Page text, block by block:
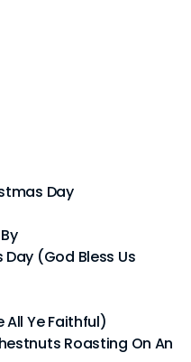
Day
(God Bless Us
Ye Faithful)
Roasting On An